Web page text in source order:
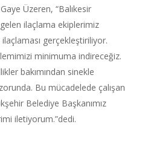
Üzeren, “Balıkesir
ilaçlama ekiplerimiz
gerçekleştiriliyor.
minimuma indireceğiz.
bakımından sinekle
Bu mücadelede çalışan
Belediye Başkanımız
iletiyorum.”dedi.